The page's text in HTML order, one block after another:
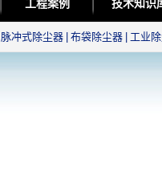
工程案例 技术知识
脉冲式除尘器 布袋除尘器 工业